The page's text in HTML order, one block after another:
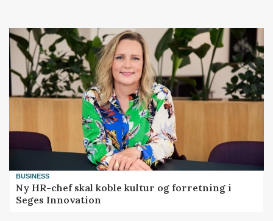
BUSINESS
Ny HR-chef skal koble kultur og forretning i
Seges Innovation